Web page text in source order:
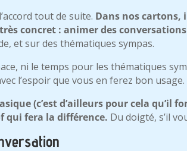
tout de suite. Dans nos
concret : animer des
et sur des thématiques sympas.
ni le temps pour les thématiques
l’espoir que vous en ferez bon usage.
(c’est d’ailleurs pour cela qu’il
qui fera la différence. Du doigté, s’il